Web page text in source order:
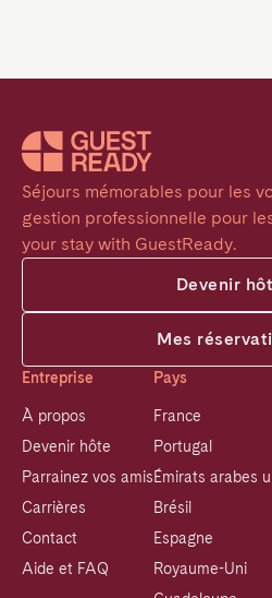
Séjours mémorables pour les
gestion professionnelle pour
your stay with GuestReady.
Devenir
Mes
Entreprise
À propos
Devenir hôte
Parrainez vos amis
Carrières
Contact
Aide et FAQ
Pays
France
Portugal
Émirats arabes
Brésil
Espagne
Royaume-Uni